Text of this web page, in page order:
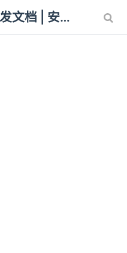
BeikeShop官方开发文档 | 安装教程 使用开发教程